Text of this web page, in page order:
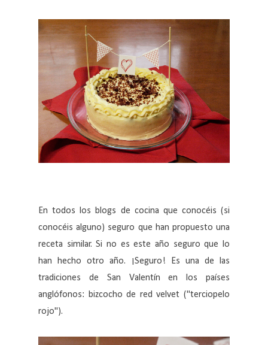
En todos los blogs de cocina que conocéis (si
conocéis alguno) seguro que han propuesto una
receta similar. Si no es este año seguro que lo
han hecho otro año. ¡Seguro! Es una de las
tradiciones de San Valentín en los países
anglófonos: bizcocho de red velvet ("terciopelo
rojo").